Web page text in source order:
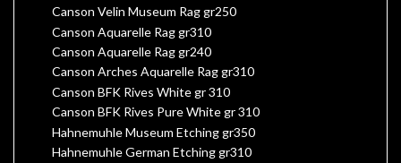
Canson Velin Museum Rag gr250
Canson Aquarelle Rag gr310
Canson Aquarelle Rag gr240
Canson Arches Aquarelle Rag gr310
Canson BFK Rives White gr 310
Canson BFK Rives Pure White gr 310
Hahnemuhle Museum Etching gr350
Hahnemuhle German Etching gr310